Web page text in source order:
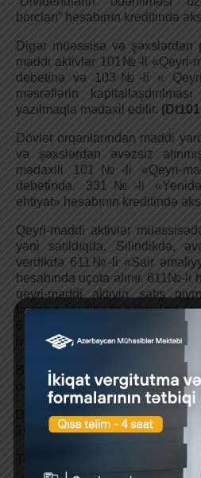
borcları” hesabının kreditində
Digər müəssisə və
maddi aktivlər 101№-li «Qeyri-
debetinə və 103№-li « Qeyri
məsrəflərin
yazılmaqla mədaxil edilir. (Dt101
Dövlət orqanlarından maddi
və şəxslərdən əvəzsiz
mədaxili 101№-li «Qeyri-
debetində. 331№-li
ehtiyat» hesabının kreditində
Qeyri-maddi aktivlər
yəni satıldıqda. Silindikdə,
verdikdə 611№-li «Sair
hesabında uçota alınır. 611№-li
qeyri-maddi aktivin satış
hesabın kreditində köhnəlmə
611№-li «Sair əməliyyat
məxaric olunan vəsaitin ilkin
Bütün hallarda qeyri-
olunmasındauçotda aşağıdakı
Debet hesab 611 «Sair
101 «Qeyri-maddi